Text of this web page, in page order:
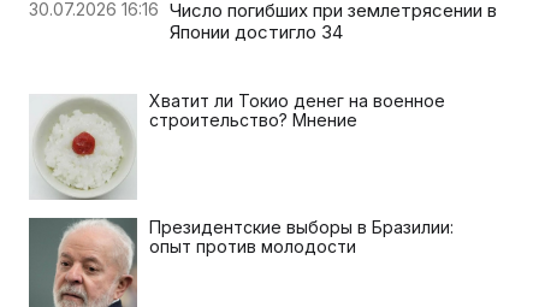
30.07.2026 16:16 Число погибших при землетрясении в
Японии достигло 34
Хватит ли Токио денег на военное
строительство? Мнение
Президентские выборы в Бразилии:
опыт против молодости